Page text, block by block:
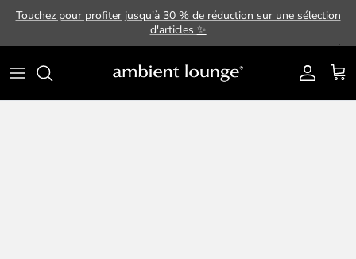
Aller au contenu
Touchez pour profiter jusqu'à 30 % de réduction sur une sélection
d'articles ✨
Compte